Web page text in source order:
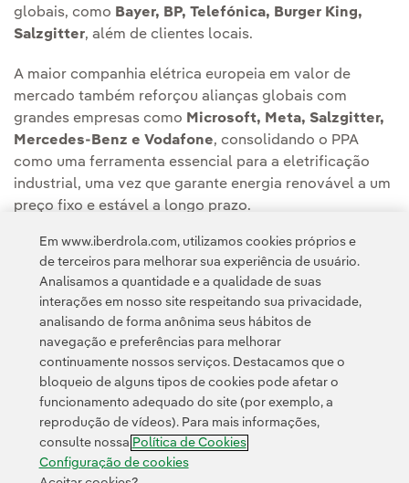
globais, como Bayer, BP, Telefónica, Burger King,
Salzgitter, além de clientes locais.
A maior companhia elétrica europeia em valor de
mercado também reforçou alianças globais com
grandes empresas como Microsoft, Meta, Salzgitter,
Mercedes-Benz e Vodafone, consolidando o PPA
como uma ferramenta essencial para a eletrificação
industrial, uma vez que garante energia renovável a um
preço fixo e estável a longo prazo.
Leia a notícia completa naSala de Comunicação da
Iberdrola España.
Contato Clientes Política de Privacidade Informação legal
Transparência no uso da IA Política de cookies
Acessibilidade
Em www.iberdrola.com, utilizamos cookies próprios e
de terceiros para melhorar sua experiência de usuário.
Analisamos a quantidade e a qualidade de suas
interações em nosso site respeitando sua privacidade,
analisando de forma anônima seus hábitos de
navegação e preferências para melhorar
continuamente nossos serviços. Destacamos que o
bloqueio de alguns tipos de cookies pode afetar o
funcionamento adequado do site (por exemplo, a
reprodução de vídeos). Para mais informações,
consulte nossa Política de Cookies
Configuração de cookies